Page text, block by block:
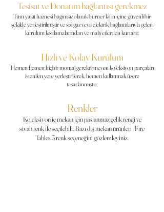
Tesisat ve Donatım bağlantısı gerekmez
Tüm yakıt haznesi bağımsız olarak burnerkit'in içine güvenli bir
şekilde yerleştirilmiştir ve sizi gaz veya elektrik bağlantılarıyla gelen
kurulum kısıtlamalarından ve maliyetlerden kurtarır.
Hızlı ve Kolay Kurulum
Hemen hemen hiçbir montaj gerektirmeyen koleksiyon parçaları
istenilen yere yerleştirilerek, hemen kullanmaküzere
tasarlanmıştır.
Renkler
Koleksiyon iç mekan için paslanmaz çelik rengi ve
siyahrenkile seçilebilr. Bazı dışmekan ürünleri /Fire
Tables 3 renk seçeneğini gözlemleyiniz.